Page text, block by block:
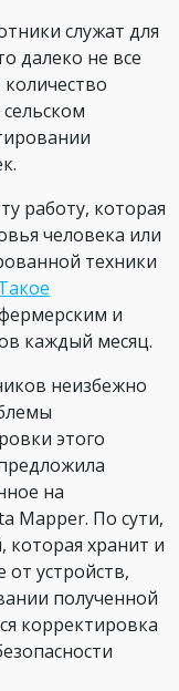
служат для
далеко не все
работу, которая
человека или
техники
и
каждый месяц.
неизбежно
этого
на
Mapper. По сути,
которая хранит и
устройств,
полученной
корректировка